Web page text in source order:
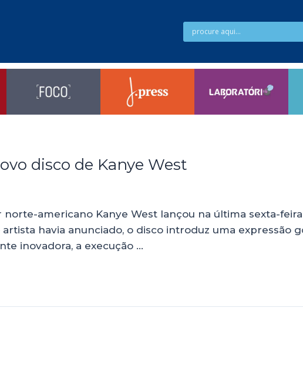
disco de Kanye West
americano Kanye West lançou na última sexta-
havia anunciado, o disco introduz uma expressão
inovadora, a execução …